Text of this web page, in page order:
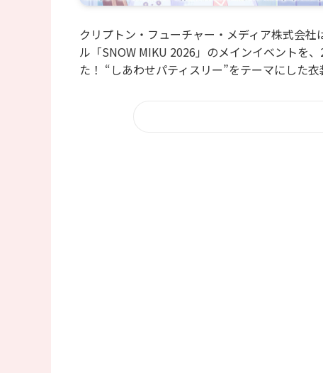
クリプトン・フューチャー・メディア株式会
ル「SNOW MIKU 2026」のメインイベントを
た！ “しあわせパティスリー”をテーマにした衣